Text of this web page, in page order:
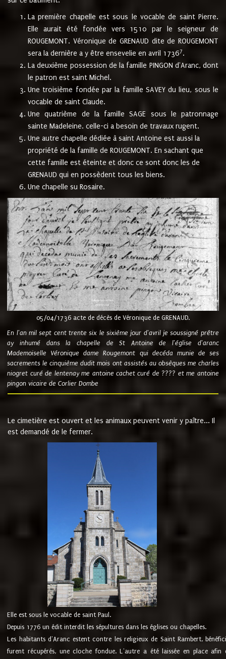
La première chapelle est sous le vocable de saint Pierre.
Elle aurait été fondée vers 1510 par le seigneur de
ROUGEMONT. Véronique de GRENAUD dite de ROUGEMONT
sera la dernière a y être ensevelie en avril 17367.
La deuxième possession de la famille PINGON d'Aranc, dont
le patron est saint Michel.
Une troisième fondée par la famille SAVEY du lieu, sous le
vocable de saint Claude.
Une quatrième de la famille SAGE sous le patronnage
sainte Madeleine. celle-ci a besoin de travaux rugent.
Une autre chapelle dédiée à saint Antoine est aussi la
propriété de la famille de ROUGEMONT. En sachant que
cette famille est éteinte et donc ce sont donc les de
GRENAUD qui en possèdent tous les biens.
Une chapelle su Rosaire.
05/04/1736 acte de décès de Véronique de GRENAUD.
En l'an mil sept cent trente six le sixième jour d'avril je soussigné prêtre
ay inhumé dans la chapelle de St Antoine de l'église d'aranc
Mademoiselle Véronique dame Rougemont qui decéda munie de ses
sacrements le cinquième dudit mois ont assistés au obsèques me charles
niogret curé de lentenay me antoine cachet curé de ???? et me antoine
pingon vicaire de Corlier Dombe
Le cimetière est ouvert et les animaux peuvent venir y paître... Il
est demandé de le fermer.
Elle est sous le vocable de saint Paul.
Depuis 1776 un édit interdit les sépultures dans les églises ou chapelles.
Les habitants d'Aranc estent contre les religieux de Saint Rambert,
furent récupérés, une cloche fondue. L'autre a été laissée en place